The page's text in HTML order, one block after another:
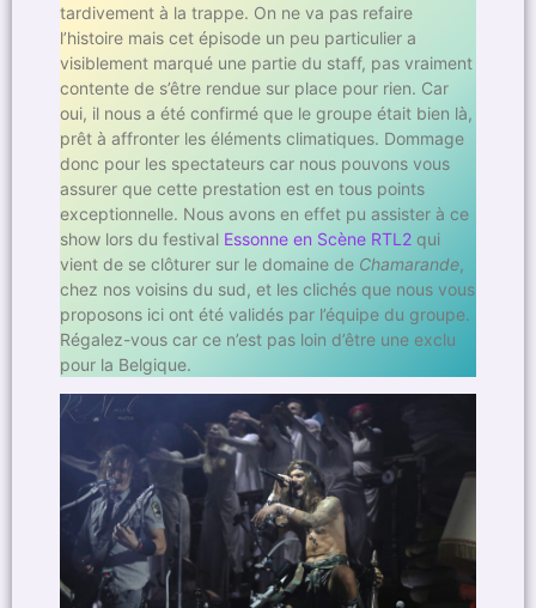
tardivement à la trappe. On ne va pas refaire
l’histoire mais cet épisode un peu particulier a
visiblement marqué une partie du staff, pas vraiment
contente de s’être rendue sur place pour rien. Car
oui, il nous a été confirmé que le groupe était bien là,
prêt à affronter les éléments climatiques. Dommage
donc pour les spectateurs car nous pouvons vous
assurer que cette prestation est en tous points
exceptionnelle. Nous avons en effet pu assister à ce
show lors du festival Essonne en Scène RTL2 qui
vient de se clôturer sur le domaine de Chamarande,
chez nos voisins du sud, et les clichés que nous vous
proposons ici ont été validés par l’équipe du groupe.
Régalez-vous car ce n’est pas loin d’être une exclu
pour la Belgique.